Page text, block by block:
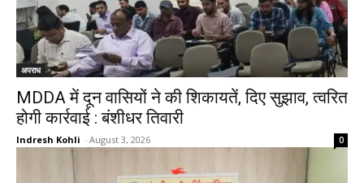
अपराध
MDDA में दून वासियों ने की शिकायतें, दिए सुझाव, त्वरित
होगी कार्रवाई : बंशीधर तिवारी
Indresh Kohli - August 3, 2026 0